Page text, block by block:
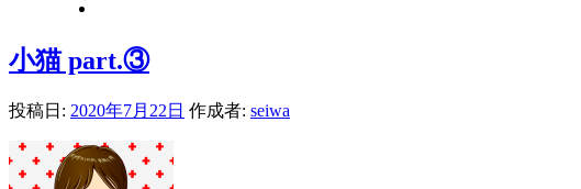
小猫 part.③
投稿日: 2020年7月22日 作成者: seiwa